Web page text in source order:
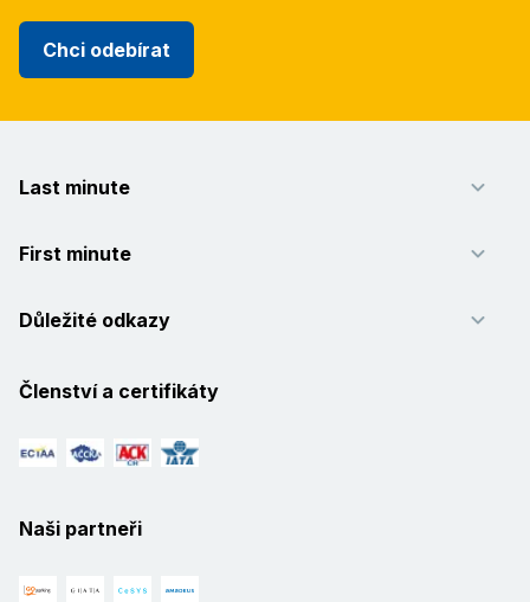
Chci odebírat
Last minute
First minute
Důležité odkazy
Členství a certifikáty
Naši partneři